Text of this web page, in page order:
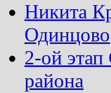
Никита
Одинцово
2-ой
района